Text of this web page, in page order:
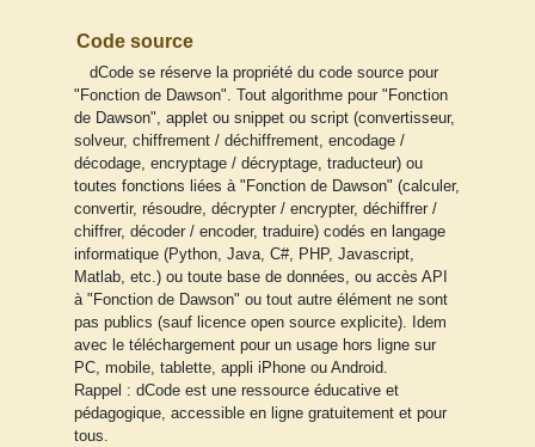
Code source
dCode se réserve la propriété du code source pour
"Fonction de Dawson". Tout algorithme pour "Fonction
de Dawson", applet ou snippet ou script (convertisseur,
solveur, chiffrement / déchiffrement, encodage /
décodage, encryptage / décryptage, traducteur) ou
toutes fonctions liées à "Fonction de Dawson" (calculer,
convertir, résoudre, décrypter / encrypter, déchiffrer /
chiffrer, décoder / encoder, traduire) codés en langage
informatique (Python, Java, C#, PHP, Javascript,
Matlab, etc.) ou toute base de données, ou accès API
à "Fonction de Dawson" ou tout autre élément ne sont
pas publics (sauf licence open source explicite). Idem
avec le téléchargement pour un usage hors ligne sur
PC, mobile, tablette, appli iPhone ou Android.
Rappel : dCode est une ressource éducative et
pédagogique, accessible en ligne gratuitement et pour
tous.